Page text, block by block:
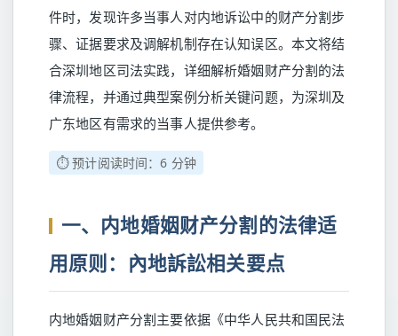
件时，发现许多当事人对内地诉讼中的财产分割步
骤、证据要求及调解机制存在认知误区。本文将结
合深圳地区司法实践，详细解析婚姻财产分割的法
律流程，并通过典型案例分析关键问题，为深圳及
广东地区有需求的当事人提供参考。
⏱️ 预计阅读时间：6 分钟
一、内地婚姻财产分割的法律适
用原则：內地訴訟相关要点
内地婚姻财产分割主要依据《中华人民共和国民法